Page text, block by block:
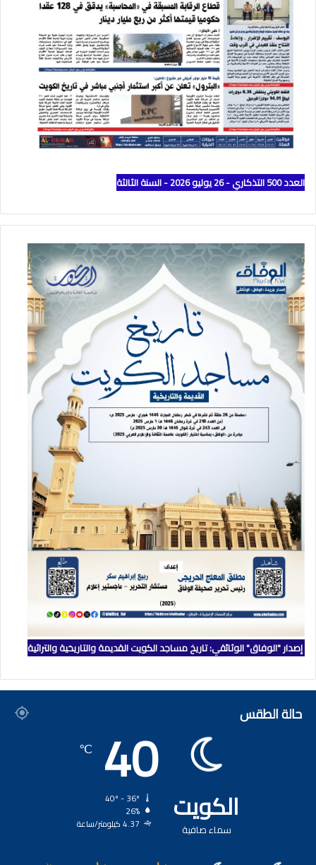
العدد 500 التذكاري - 26 يوليو 2026 - السنة الثالثة
إصدار "الوفاق" الوثائقي: تاريخ مساجد الكويت القديمة والتاريخية والتراثية
حالة الطقس
الكويت
سماء صافية
40
℃
26%
4.37 كيلومتر/ساعة